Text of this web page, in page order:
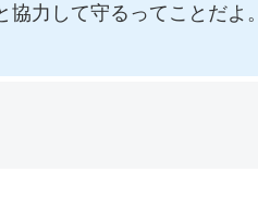
力して守るってことだ